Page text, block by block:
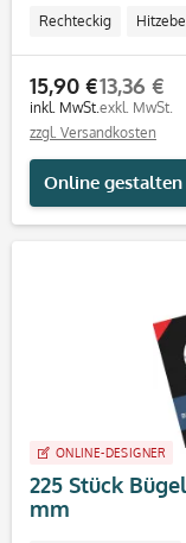
Rechteckig
15,90 €
inkl. MwSt.
13,36 €
exkl. MwSt.
zzgl. Versandkosten
Online gestalten
ONLINE-DESIGNER
225 Stück
mm